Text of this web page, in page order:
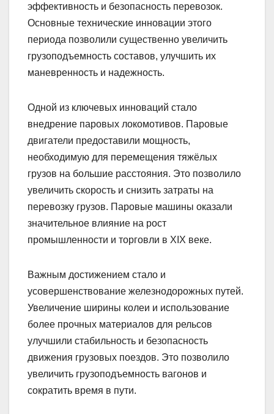
эффективность и безопасность перевозок.
Основные технические инновации этого
периода позволили существенно увеличить
грузоподъемность составов, улучшить их
маневренность и надежность.
Одной из ключевых инноваций стало
внедрение паровых локомотивов. Паровые
двигатели предоставили мощность,
необходимую для перемещения тяжёлых
грузов на большие расстояния. Это позволило
увеличить скорость и снизить затраты на
перевозку грузов. Паровые машины оказали
значительное влияние на рост
промышленности и торговли в XIX веке.
Важным достижением стало и
усовершенствование железнодорожных путей.
Увеличение ширины колеи и использование
более прочных материалов для рельсов
улучшили стабильность и безопасность
движения грузовых поездов. Это позволило
увеличить грузоподъемность вагонов и
сократить время в пути.